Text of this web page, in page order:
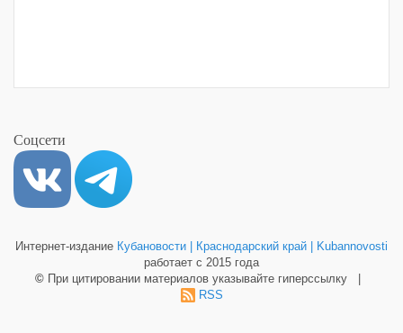
Соцсети
Интернет-издание Кубановости | Краснодарский край | Kubannovosti
работает с 2015 года
© При цитировании материалов указывайте гиперссылку |
RSS